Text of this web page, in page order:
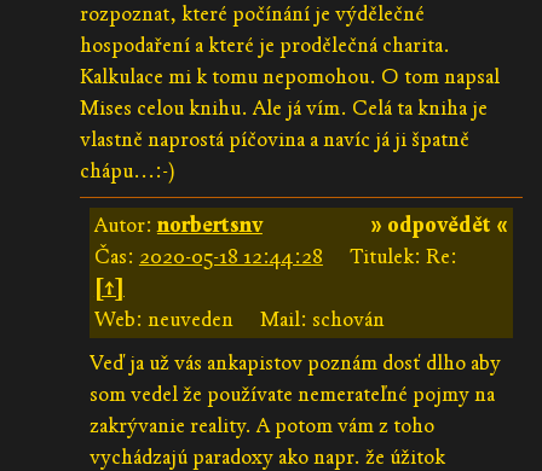
rozpoznat, které počínání je výdělečné
hospodaření a které je prodělečná charita.
Kalkulace mi k tomu nepomohou. O tom napsal
Mises celou knihu. Ale já vím. Celá ta kniha je
vlastně naprostá píčovina a navíc já ji špatně
chápu...:-)
» odpovědět «
Autor:norbertsnv
Čas: 2020-05-18 12:44:28
Titulek: Re:
[↑]
Web: neuveden
Mail: schován
Veď ja už vás ankapistov poznám dosť dlho aby
som vedel že používate nemerateľné pojmy na
zakrývanie reality. A potom vám z toho
vychádzajú paradoxy ako napr. že úžitok